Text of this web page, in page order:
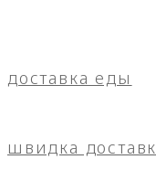
доставка еды
швидка